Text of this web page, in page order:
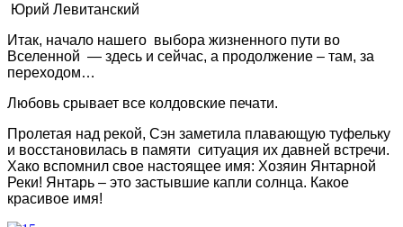
Юрий Левитанский
Итак, начало нашего выбора жизненного пути во
Вселенной — здесь и сейчас, а продолжение – там, за
переходом…
Любовь срывает все колдовские печати.
Пролетая над рекой, Сэн заметила плавающую туфельку
и восстановилась в памяти ситуация их давней встречи.
Хако вспомнил свое настоящее имя: Хозяин Янтарной
Реки! Янтарь – это застывшие капли солнца. Какое
красивое имя!